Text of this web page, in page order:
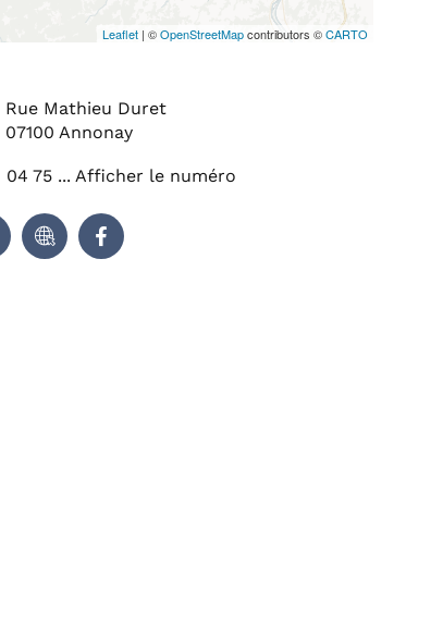
Leaflet | ©OpenStreetMapcontributors ©CARTO
Rue Mathieu Duret
07100 Annonay
04 75 ... Afficher le numéro